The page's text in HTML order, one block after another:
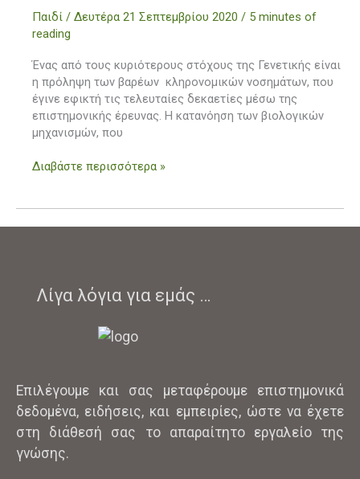
Παιδί / Δευτέρα 21 Σεπτεμβρίου 2020 / 5 minutes of
reading
Ένας από τους κυριότερους στόχους της Γενετικής είναι
η πρόληψη των βαρέων κληρονομικών νοσημάτων, που
έγινε εφικτή τις τελευταίες δεκαετίες μέσω της
επιστημονικής έρευνας. Η κατανόηση των βιολογικών
μηχανισμών, που
Πρόληψη
κληρονομικών
νοσημάτων
Διαβάστε περισσότερα »
Λίγα λόγια για εμάς …
Επιλέγουμε και σας μεταφέρουμε επιστημονικά
δεδομένα, ειδήσεις, και εμπειρίες, ώστε να έχετε
στη διάθεσή σας το απαραίτητο εργαλείο της
γνώσης.